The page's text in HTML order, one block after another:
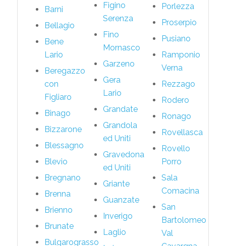
Barni
Bellagio
Bene
Lario
Beregazzo
con
Figliaro
Binago
Bizzarone
Blessagno
Blevio
Bregnano
Brenna
Brienno
Brunate
Bulgarograsso
Figino
Serenza
Fino
Mornasco
Garzeno
Gera
Lario
Grandate
Grandola
ed Uniti
Gravedona
ed Uniti
Griante
Guanzate
Inverigo
Laglio
Porlezza
Proserpio
Pusiano
Ramponio
Verna
Rezzago
Rodero
Ronago
Rovellasca
Rovello
Porro
Sala
Comacina
San
Bartolomeo
Val